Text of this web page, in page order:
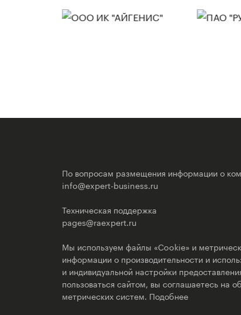
По вопросам размещения информации о
info@expert-business.ru
Техническая поддержка
pages@raexpert.ru
Мы используем файлы «Cookie» и
информации о производительности и
и индивидуальной настройки
пользоваться сайтом, вы соглашаетесь на
метрических систем. Подобнее